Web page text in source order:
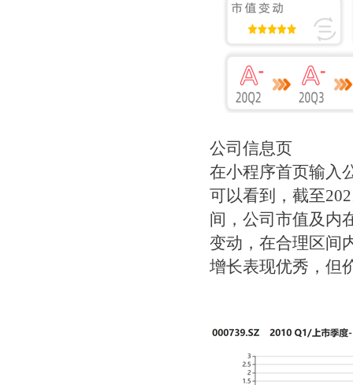
公司信息页
在小程序首页输入
可以看到，截至
间，公司市值及内
变动，在合理区间
增长表现优秀，但